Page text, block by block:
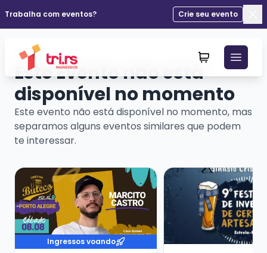
Trabalha com eventos?
Crie seu evento
Este Evento não está
disponível no momento
Este evento não está disponível no momento, mas
separamos alguns eventos similares que podem
te interessar.
Veja mais sobre MARCITO CASTRO - STANDUP
Ingressos voando
Veja mais sobre 9º